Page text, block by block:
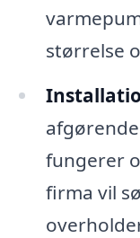
størrelse
fungerer
firma vil